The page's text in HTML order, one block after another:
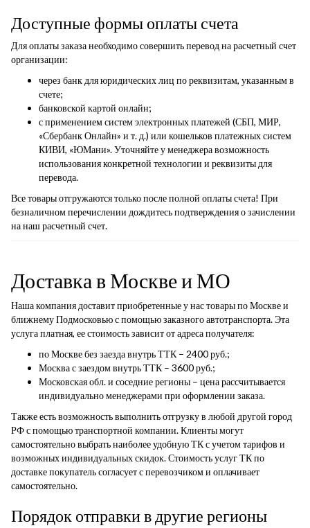
Доступные формы оплаты счета
Для оплаты заказа необходимо совершить перевод на расчетный счет
организации:
через банк для юридических лиц по реквизитам, указанным в
счете;
банковской картой онлайн;
с применением систем электронных платежей (СБП, МИР,
«Сбербанк Онлайн» и т. д.) или кошельков платежных систем
КИВИ, «ЮМани». Уточняйте у менеджера возможность
использования конкретной технологии и реквизиты для
перевода.
Все товары отгружаются только после полной оплаты счета! При
безналичном перечислении дождитесь подтверждения о зачислении
на наш расчетный счет.
Доставка в Москве и МО
Наша компания доставит приобретенные у нас товары по Москве и
ближнему Подмосковью с помощью заказного автотранспорта. Эта
услуга платная, ее стоимость зависит от адреса получателя:
по Москве без заезда внутрь ТТК – 2400 руб.;
Москва с заездом внутрь ТТК – 3600 руб.;
Московская обл. и соседние регионы – цена рассчитывается
индивидуально менеджерами при оформлении заказа.
Также есть возможность выполнить отгрузку в любой другой город
РФ с помощью транспортной компании. Клиенты могут
самостоятельно выбрать наиболее удобную ТК с учетом тарифов и
возможных индивидуальных скидок. Стоимость услуг ТК по
доставке покупатель согласует с перевозчиком и оплачивает
самостоятельно.
Порядок отправки в другие регионы